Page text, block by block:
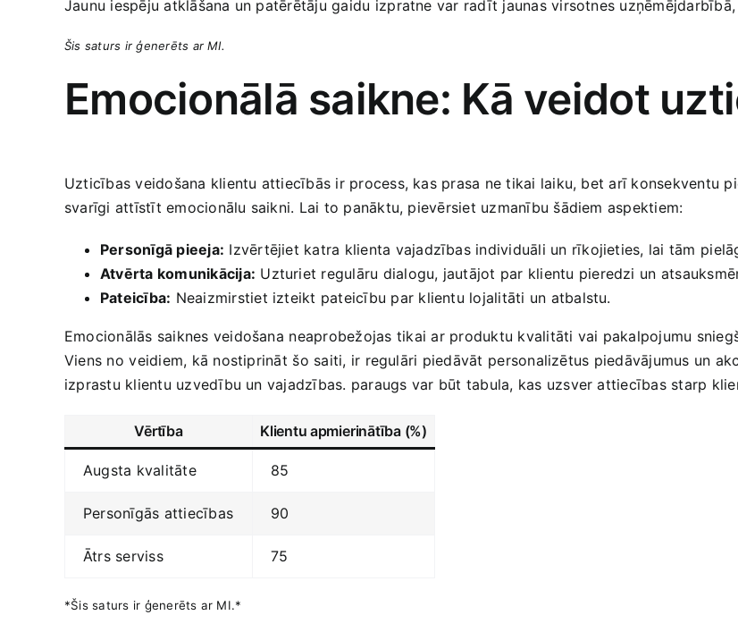
Jaunu​ iespēju atklāšana un patērētāju gaidu ⁢izpratne var radīt jaunas virsotnes
Šis saturs ir ģenerēts ar MI.
Emocionālā saikne: Kā veidot
Uzticības veidošana klientu attiecībās ir process, kas prasa ​ne tikai ​laiku, bet arī konsekventu
svarīgi attīstīt ‌emocionālu saikni. Lai to panāktu,‌ pievērsiet uzmanību šādiem aspektiem:
Personīgā ‌pieeja: Izvērtējiet katra klienta vajadzības individuāli un rīkojieties, lai tām⁤
Atvērta komunikācija: Uzturiet regulāru dialogu, jautājot par klientu pieredzi⁤ un
Pateicība: Neaizmirstiet izteikt pateicību par klientu‍ lojalitāti un atbalstu.
Emocionālās saiknes veidošana⁢ neaprobežojas tikai ⁤ar produktu kvalitāti vai​ pakalpojumu
Viens ​no ⁢veidiem, kā nostiprināt⁢ šo saiti,‌ ir regulāri piedāvāt⁣ personalizētus piedāvājumus ‍un
izprastu klientu uzvedību un vajadzības. paraugs var⁣ būt ‌tabula, kas uzsver ‍attiecības starp
Vērtība Klientu⁣ apmierinātība (%)
Augsta kvalitāte 85
Personīgās ‍attiecības 90
Ātrs serviss 75
*Šis saturs ir ģenerēts ar MI.*